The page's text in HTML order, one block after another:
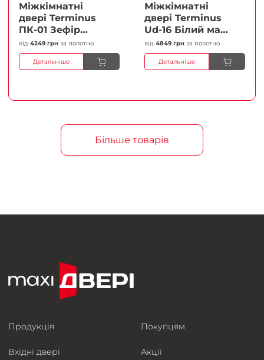
Міжкімнатні
двері Terminus
ПК-01 Зефір
Глухі Плівка
від 4249 грн за полотно
Детальніше
Міжкімнатні
двері Terminus
Ud-16 Білий мат
(Термінус) Сатин
білий Плівка
від 4849 грн за полотно
Детальніше
Більше товарів
Продукція
Вхідні двері
Покупцям
Акції